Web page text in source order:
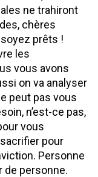
ne trahiront
chères
prêts !
les
vous avons
on va analyser
peut pas vous
n’est-ce pas,
vous
pour
Personne
de personne.